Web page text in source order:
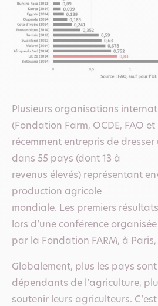
Plusieurs organisations
(Fondation Farm, OCDE, FAO et
récemment entrepris de
dans 55 pays (dont 13 à
revenus élevés) représentant
production agricole
mondiale. Les premiers
lors d’une conférence organisée
par la Fondation FARM, à Paris,
Globalement, plus les pays
dépendants de l’agriculture,
soutenir leurs agriculteurs.